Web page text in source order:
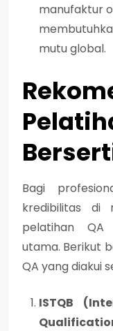
manufaktur
mutu global.
Bagi
kredibilitas di
pelatihan QA
utama. Berikut
QA yang diakui
ISTQB